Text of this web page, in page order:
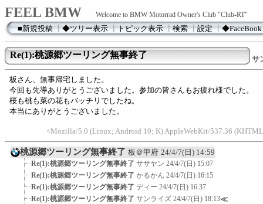
FEEL BMW Welcome to BMW Motorrad Owner's Club "Club-RT"
■新規投稿┃◆ツリー表示┃トピック表示┃検索┃設定┃◆FaceBook
Re(1):桃源郷ツーリング無事終了 サ
板さん、無事帰宅しました。
今回も先導ありがとうございました。参加の皆さんもお疲れ様でした。
桜も桃も菜の花もバッチリでしたね。
本当にありがとうございました。
<Mozilla/5.0 (Linux; Android 10; K) AppleWebKit/537.36
桃源郷ツーリング無事終了 板＠甲府 24/4/7(日) 14:59
Re(1):桃源郷ツーリング無事終了 ササヤン 24/4/7(日) 15:07
Re(1):桃源郷ツーリング無事終了 かるかん 24/4/7(日) 16:15
Re(1):桃源郷ツーリング無事終了 ディー 24/4/7(日) 16:37
Re(1):桃源郷ツーリング無事終了 サンライズ 24/4/7(日) 18:13≪